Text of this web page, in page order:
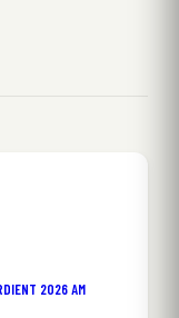
2026 AM M